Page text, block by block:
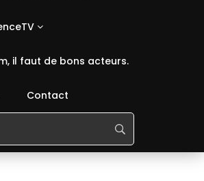
il faut de bons acteurs.
Contact